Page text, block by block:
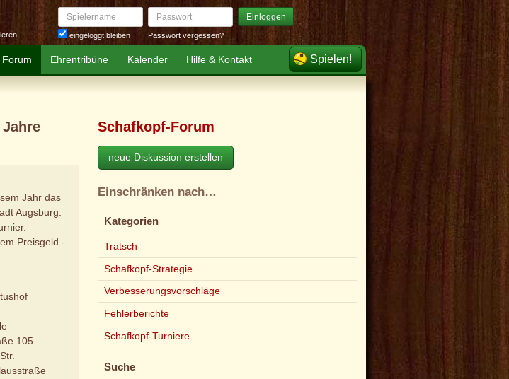
Spielername
eingeloggt bleiben
Passwort Einloggen
Passwort vergessen?
Forum Ehrentribüne Kalender Hilfe & Kontakt Spielen!
Jahr das
Augsburg.
Preisgeld -
105
Schafkopf-Forum
neue Diskussion erstellen
Einschränken nach…
Kategorien
Tratsch
Schafkopf-Strategie
Verbesserungsvorschläge
Fehlerberichte
Schafkopf-Turniere
Suche